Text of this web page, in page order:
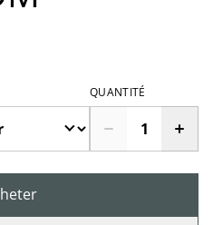
QUANTITÉ